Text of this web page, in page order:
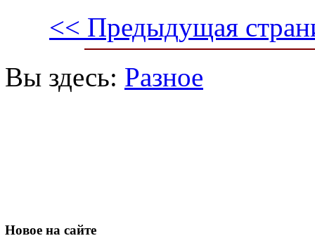
<< Предыдущая
Вы здесь: Разное
Новое на сайте